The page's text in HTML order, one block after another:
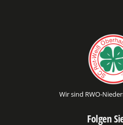
Wir sind RWO-
Folgen